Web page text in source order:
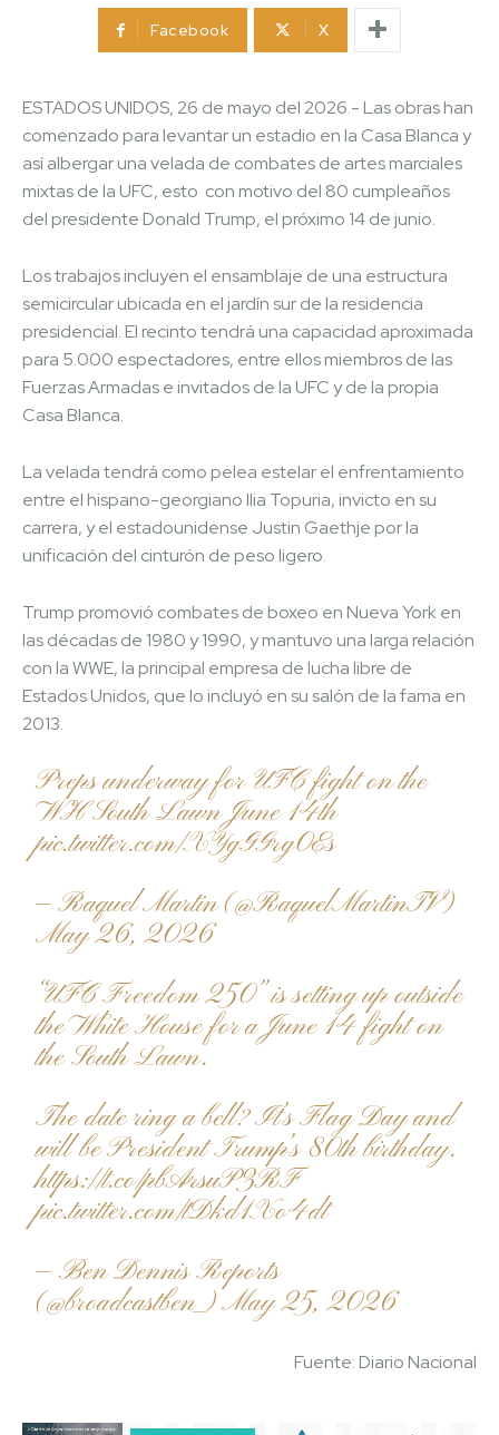
Facebook X
ESTADOS UNIDOS, 26 de mayo del 2026.- Las obras han
comenzado para levantar un estadio en la Casa Blanca y
así albergar una velada de combates de artes marciales
mixtas de la UFC, esto con motivo del 80 cumpleaños
del presidente Donald Trump, el próximo 14 de junio.
Los trabajos incluyen el ensamblaje de una estructura
semicircular ubicada en el jardín sur de la residencia
presidencial. El recinto tendrá una capacidad aproximada
para 5.000 espectadores, entre ellos miembros de las
Fuerzas Armadas e invitados de la UFC y de la propia
Casa Blanca.
La velada tendrá como pelea estelar el enfrentamiento
entre el hispano-georgiano Ilia Topuria, invicto en su
carrera, y el estadounidense Justin Gaethje por la
unificación del cinturón de peso ligero.
Trump promovió combates de boxeo en Nueva York en
las décadas de 1980 y 1990, y mantuvo una larga relación
con la WWE, la principal empresa de lucha libre de
Estados Unidos, que lo incluyó en su salón de la fama en
2013.
Preps underway for UFC fight on the
WH South Lawn June 14th
pic.twitter.com/XYgGGrg0Es
— Raquel Martin (@RaquelMartinTV)
May 26, 2026
“UFC Freedom 250” is setting up outside
the White House for a June 14 fight on
the South Lawn.
The date ring a bell? It’s Flag Day and
will be President Trump’s 80th birthday.
https://t.co/pbArsuP3RF
pic.twitter.com/tDkd1Xo4dt
— Ben Dennis Reports
(@broadcastben_)May 25, 2026
Fuente: Diario Nacional